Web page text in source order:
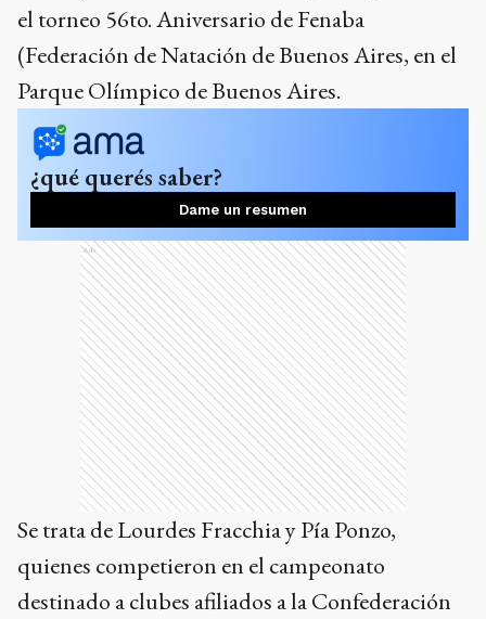
el torneo 56to. Aniversario de Fenaba
(Federación de Natación de Buenos Aires, en el
Parque Olímpico de Buenos Aires.
¿qué querés saber?
Dame un resumen
Ads
Se trata de Lourdes Fracchia y Pía Ponzo,
quienes competieron en el campeonato
destinado a clubes afiliados a la Confederación